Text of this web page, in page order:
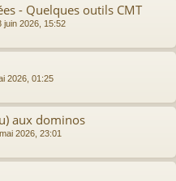
- Quelques outils CMT
juin 2026, 15:52
2026, 01:25
aux dominos
2026, 23:01